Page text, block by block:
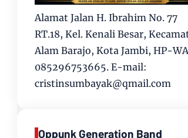
Alamat Jalan H. Ibrahim No. 77
RT.18, Kel. Kenali Besar,
Alam Barajo, Kota Jambi, HP-WA
085296753665. E-mail:
cristinsumbayak@qmail.com
Oppunk Generation Band